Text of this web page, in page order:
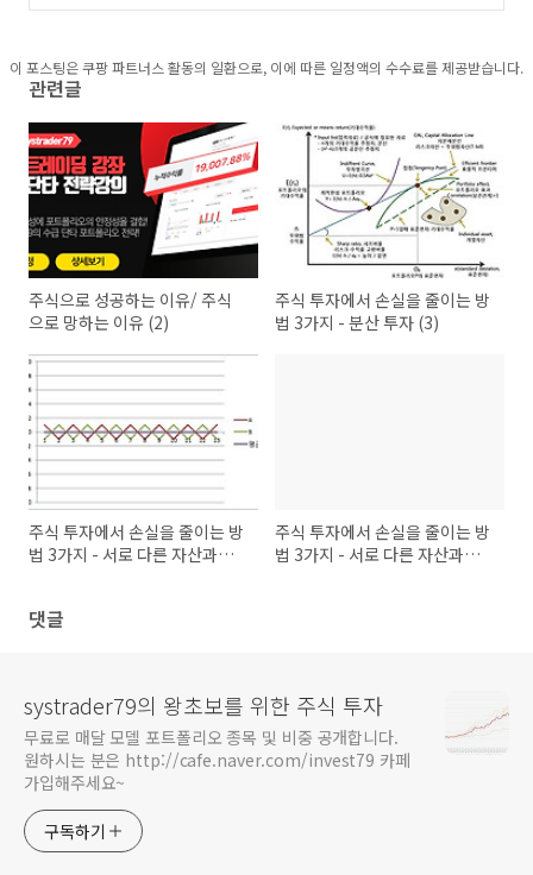
이 포스팅은 쿠팡 파트너스 활동의 일환으로, 이에 따른 일정액의 수수료를 제공받습니다.
관련글
주식으로 성공하는 이유/ 주식
으로 망하는 이유 (2)
주식 투자에서 손실을 줄이는 방
법 3가지 - 분산 투자 (3)
주식 투자에서 손실을 줄이는 방
법 3가지 - 서로 다른 자산과의
주식 투자에서 손실을 줄이는 방
법 3가지 - 서로 다른 자산과의
댓글
systrader79의 왕초보를 위한 주식 투자
무료로 매달 모델 포트폴리오 종목 및 비중 공개합니다.
원하시는 분은 http://cafe.naver.com/invest79 카페
가입해주세요~
구독하기